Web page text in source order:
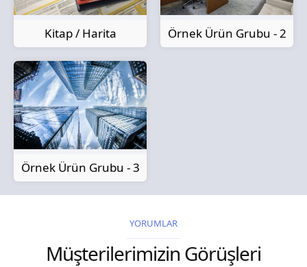
Kitap / Harita Örnek Ürün Grubu - 2
Örnek Ürün Grubu - 3
YORUMLAR
Müşterilerimizin Görüşleri